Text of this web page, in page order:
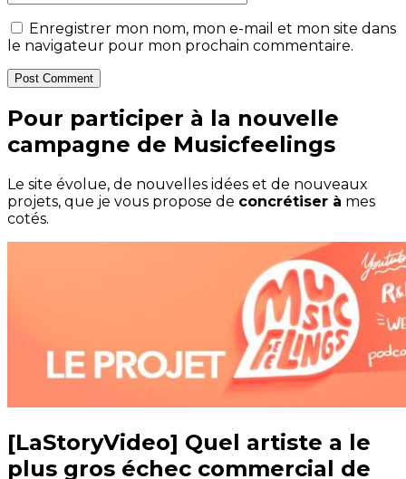
Enregistrer mon nom, mon e-mail et mon site dans
le navigateur pour mon prochain commentaire.
Post Comment
Pour participer à la nouvelle
campagne de Musicfeelings
Le site évolue, de nouvelles idées et de nouveaux
projets, que je vous propose de concrétiser à mes
cotés.
[LaStoryVideo] Quel artiste a le
plus gros échec commercial de